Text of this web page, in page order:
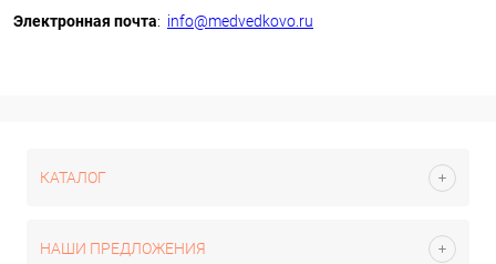
Электронная почта: info@medvedkovo.ru
КАТАЛОГ
НАШИ ПРЕДЛОЖЕНИЯ